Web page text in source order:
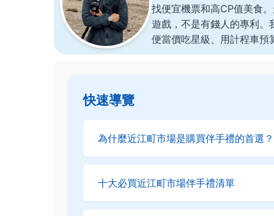
找便宜機票和高CP值美食
遊戲，不是有錢人的專利。
便當價吃星級、用計程車預
快速導覽
為什麼近江町市場是購買伴手禮的首選？
十大必買近江町市場伴手禮清單